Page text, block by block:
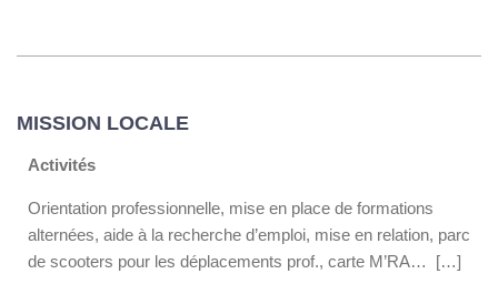
MISSION LOCALE
Activités
Orientation professionnelle, mise en place de formations
alternées, aide à la recherche d’emploi, mise en relation, parc
de scooters pour les déplacements prof., carte M’RA… […]